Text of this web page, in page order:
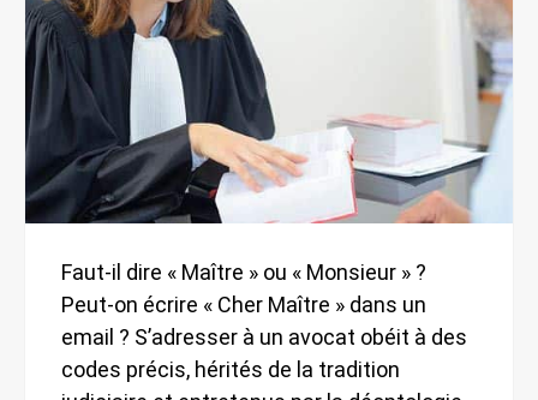
Faut-il dire « Maître » ou « Monsieur » ?
Peut-on écrire « Cher Maître » dans un
email ? S’adresser à un avocat obéit à des
codes précis, hérités de la tradition